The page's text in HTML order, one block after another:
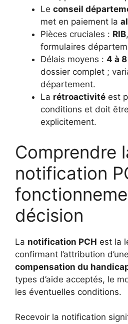
Le conseil
met en paiement la
Pièces cruciales : RIB
formulaires
Délais moyens : 4 à
dossier complet ;
département.
La rétroactivité est
conditions et doit
explicitement.
Comprendre
notification
décision
La notification PCH est la
confirmant l’attribution d’une
compensation du
types d’aide acceptés, le
les éventuelles conditions.
Recevoir la notification